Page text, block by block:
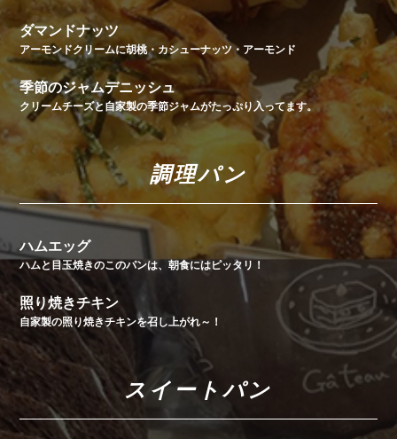
ダマンドナッツ
アーモンドクリームに胡桃・カシューナッツ・アーモンド
季節のジャムデニッシュ
クリームチーズと自家製の季節ジャムがたっぷり入ってます。
調理パン
ハムエッグ
ハムと目玉焼きのこのパンは、朝食にはピッタリ！
照り焼きチキン
自家製の照り焼きチキンを召し上がれ～！
スイートパン